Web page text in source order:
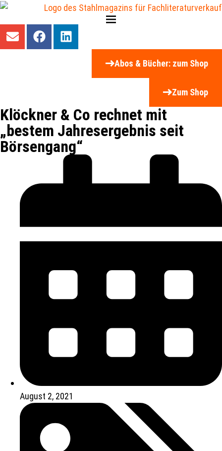
Abos & Bücher: zum Shop
Zum Shop
Klöckner & Co rechnet mit
„bestem Jahresergebnis seit
Börsengang“
August 2, 2021